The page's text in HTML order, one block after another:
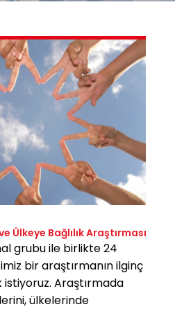
Ülkeye Bağlılık Araştırması
grubu ile birlikte 24
bir araştırmanın ilginç
istiyoruz. Araştırmada
ülkelerinde